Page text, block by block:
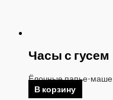
Часы с гусем
Ёлочные папье-маше
В корзину